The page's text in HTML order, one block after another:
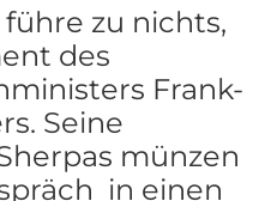
zu nichts,
des
Frank-
Seine
münzen
in einen